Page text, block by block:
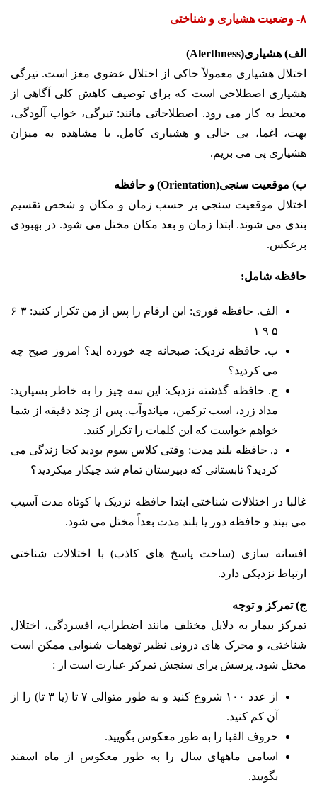
۸- وضعیت هشیاری و شناختی
الف) هشیاری(Alerthness)
اختلال هشیاری معمولاً حاکی از اختلال عضوی مغز است. تیرگی
هشیاری اصطلاحی است که برای توصیفکاهش کلی آگاهی از
محیط به کار می رود. اصطلاحاتی مانند: تیرگی، خواب آلودگی،
بهت، اغما، بی حالی وهشیاری کامل. با مشاهده به میزان
هشیاری پی می بریم.
ب) موقعیت سنجی(Orientation) و حافظه
اختلال موقعیت سنجی بر حسب زمان و مکان و شخص تقسیم
بندی می شوند. ابتدا زمان و بعد مکان مختل می شود. در بهبودی
برعکس.
حافظه شامل:
الف. حافظه فوری: این ارقام را پس از من تکرار کنید: ۳ ۶
۵ ۹ ۱
ب. حافظه نزدیک: صبحانه چه خورده اید؟ امروز صبح چه
می کردید؟
ج. حافظه گذشته نزدیک: این سه چیز را به خاطر بسپارید:
مداد زرد، اسب ترکمن، میاندوآب. پس از چند دقیقه از شما
خواهم خواست که این کلمات را تکرار کنید.
د. حافظه بلند مدت: وقتی کلاس سوم بودید کجا زندگی می
کردید؟ تابستانی که دبیرستان تمام شد چیکار میکردید؟
غالبا در اختلالات شناختی ابتدا حافظه نزدیک یا کوتاه مدت آسیب
می بیند و حافظه دور یا بلند مدت بعداً مختل می شود.
افسانه سازی (ساخت پاسخ های کاذب) با اختلالات شناختی
ارتباط نزدیکی دارد.
ج) تمرکز و توجه
تمرکز بیمار به دلایل مختلف مانند اضطراب، افسردگی، اختلال
شناختی، و محرک های درونی نظیر توهمات شنوایی ممکن است
مختل شود. پرسش برای سنجش تمرکز عبارت است از :
از عدد ۱۰۰ شروع کنید و به طور متوالی ۷ تا (یا ۳ تا) را از
آن کم کنید.
حروف الفبا را به طور معکوس بگویید.
اسامی ماههای سال را به طور معکوس از ماه اسفند
بگویید.